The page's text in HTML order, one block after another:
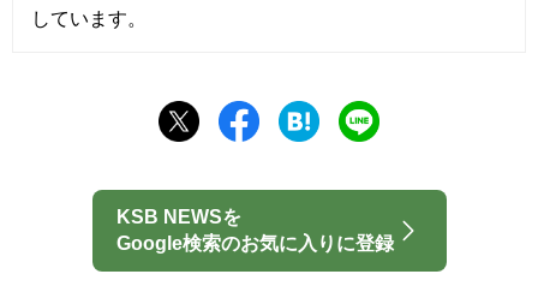
しています。
KSB NEWSを
Google検索のお気に入りに登録